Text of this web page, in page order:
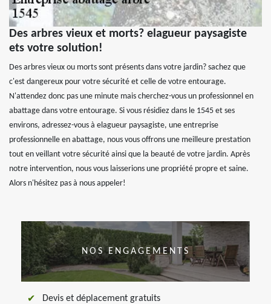
Des arbres vieux et morts? elagueur paysagiste
ets votre solution!
Des arbres vieux ou morts sont présents dans votre jardin? sachez que
c'est dangereux pour votre sécurité et celle de votre entourage.
N'attendez donc pas une minute mais cherchez-vous un professionnel en
abattage dans votre entourage. Si vous résidiez dans le 1545 et ses
environs, adressez-vous à elagueur paysagiste, une entreprise
professionnelle en abattage, nous vous offrons une meilleure prestation
tout en veillant votre sécurité ainsi que la beauté de votre jardin. Après
notre intervention, nous vous laisserions une propriété propre et saine.
Alors n'hésitez pas à nous appeler!
NOS ENGAGEMENTS
Devis et déplacement gratuits